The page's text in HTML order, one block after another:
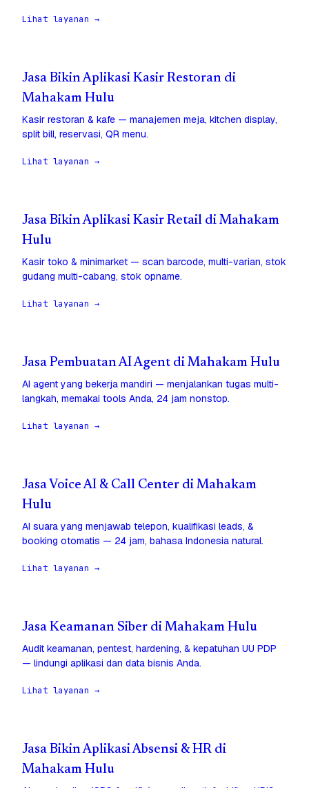
Lihat layanan →
Jasa Bikin Aplikasi Kasir Restoran di
Mahakam Hulu
Kasir restoran & kafe — manajemen meja, kitchen display,
split bill, reservasi, QR menu.
Lihat layanan →
Jasa Bikin Aplikasi Kasir Retail di Mahakam
Hulu
Kasir toko & minimarket — scan barcode, multi-varian, stok
gudang multi-cabang, stok opname.
Lihat layanan →
Jasa Pembuatan AI Agent di Mahakam Hulu
AI agent yang bekerja mandiri — menjalankan tugas multi-
langkah, memakai tools Anda, 24 jam nonstop.
Lihat layanan →
Jasa Voice AI & Call Center di Mahakam
Hulu
AI suara yang menjawab telepon, kualifikasi leads, &
booking otomatis — 24 jam, bahasa Indonesia natural.
Lihat layanan →
Jasa Keamanan Siber di Mahakam Hulu
Audit keamanan, pentest, hardening, & kepatuhan UU PDP
— lindungi aplikasi dan data bisnis Anda.
Lihat layanan →
Jasa Bikin Aplikasi Absensi & HR di
Mahakam Hulu